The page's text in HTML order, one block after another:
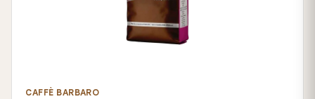
CAFFÈ BARBARO